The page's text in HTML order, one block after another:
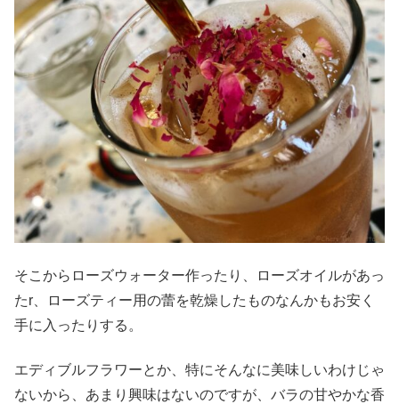
そこからローズウォーター作ったり、ローズオイルがあっ
たr、ローズティー用の蕾を乾燥したものなんかもお安く
手に入ったりする。
エディブルフラワーとか、特にそんなに美味しいわけじゃ
ないから、あまり興味はないのですが、バラの甘やかな香